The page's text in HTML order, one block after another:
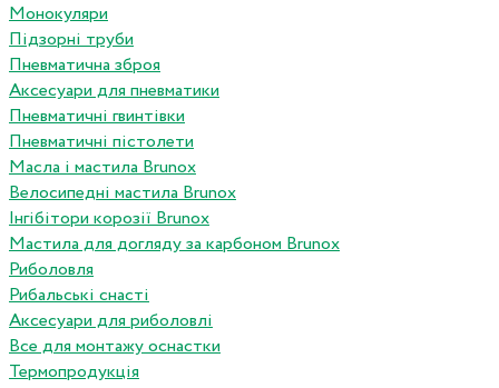
Монокуляри
Підзорні труби
Пневматична зброя
Аксесуари для пневматики
Пневматичні гвинтівки
Пневматичні пістолети
Масла і мастила Brunox
Велосипедні мастила Brunox
Інгібітори корозії Brunox
Мастила для догляду за карбоном Brunox
Риболовля
Рибальські снасті
Аксесуари для риболовлі
Все для монтажу оснастки
Термопродукція